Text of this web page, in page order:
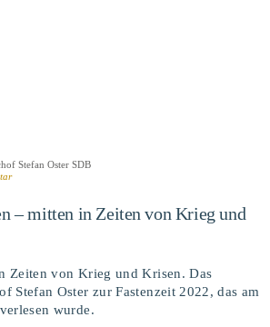
Stefan Oster SDB
– mitten in Zeiten von Krieg und
Zeiten von Krieg und Krisen. Das
Stefan Oster zur Fastenzeit 2022, das am
wurde.